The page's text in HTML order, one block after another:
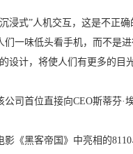
浸式”人机交互，这是不正
一味低头看手机，而不是
设计，将使人们有更多的
司首位直接向CEO斯蒂芬
《黑客帝国》中亮相的